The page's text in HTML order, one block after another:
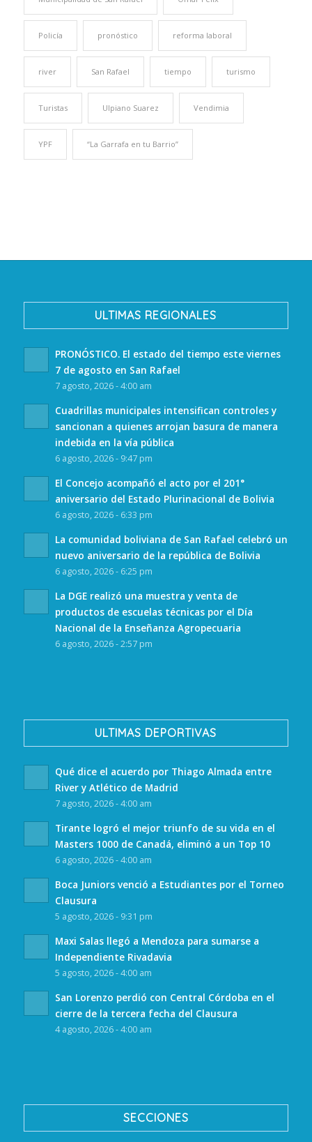
Policía pronóstico reforma laboral
river San Rafael tiempo turismo
Turistas Ulpiano Suarez Vendimia
YPF “La Garrafa en tu Barrio”
ULTIMAS REGIONALES
PRONÓSTICO. El estado del tiempo este viernes
7 de agosto en San Rafael
7 agosto, 2026 - 4:00 am
Cuadrillas municipales intensifican controles y
sancionan a quienes arrojan basura de manera
indebida en la vía pública
6 agosto, 2026 - 9:47 pm
El Concejo acompañó el acto por el 201°
aniversario del Estado Plurinacional de Bolivia
6 agosto, 2026 - 6:33 pm
La comunidad boliviana de San Rafael celebró un
nuevo aniversario de la república de Bolivia
6 agosto, 2026 - 6:25 pm
La DGE realizó una muestra y venta de
productos de escuelas técnicas por el Día
Nacional de la Enseñanza Agropecuaria
6 agosto, 2026 - 2:57 pm
ULTIMAS DEPORTIVAS
Qué dice el acuerdo por Thiago Almada entre
River y Atlético de Madrid
7 agosto, 2026 - 4:00 am
Tirante logró el mejor triunfo de su vida en el
Masters 1000 de Canadá, eliminó a un Top 10
6 agosto, 2026 - 4:00 am
Boca Juniors venció a Estudiantes por el Torneo
Clausura
5 agosto, 2026 - 9:31 pm
Maxi Salas llegó a Mendoza para sumarse a
Independiente Rivadavia
5 agosto, 2026 - 4:00 am
San Lorenzo perdió con Central Córdoba en el
cierre de la tercera fecha del Clausura
4 agosto, 2026 - 4:00 am
SECCIONES